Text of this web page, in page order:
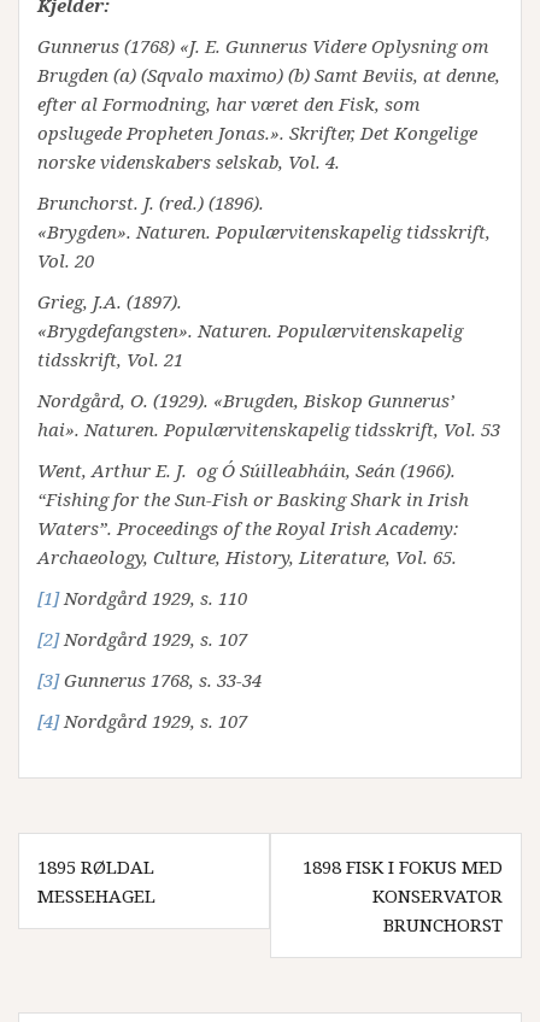
Kjelder:
Gunnerus (1768) «J. E. Gunnerus Videre Oplysning om
Brugden (a) (Sqvalo maximo) (b) Samt Beviis, at denne,
efter al Formodning, har været den Fisk, som
opslugede Propheten Jonas.». Skrifter, Det Kongelige
norske videnskabers selskab, Vol. 4.
Brunchorst. J. (red.) (1896).
«Brygden». Naturen. Populærvitenskapelig tidsskrift,
Vol. 20
Grieg, J.A. (1897).
«Brygdefangsten». Naturen. Populærvitenskapelig
tidsskrift, Vol. 21
Nordgård, O. (1929). «Brugden, Biskop Gunnerus’
hai». Naturen. Populærvitenskapelig tidsskrift, Vol. 53
Went, Arthur E. J. og Ó Súilleabháin, Seán (1966).
“Fishing for the Sun-Fish or Basking Shark in Irish
Waters”. Proceedings of the Royal Irish Academy:
Archaeology, Culture, History, Literature, Vol. 65.
[1]Nordgård 1929, s. 110
[2]Nordgård 1929, s. 107
[3]Gunnerus 1768, s. 33-34
[4]Nordgård 1929, s. 107
Innleggsnavigasjon
1895 RØLDAL
MESSEHAGEL
1898 FISK I FOKUS MED
KONSERVATOR
BRUNCHORST